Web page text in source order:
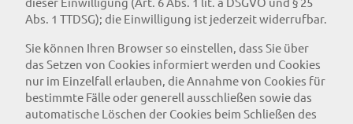
Abs. 1 TTDSG); die Einwilligung ist jederzeit widerrufbar.
Sie können Ihren Browser so einstellen, dass Sie über
das Setzen von Cookies informiert werden und Cookies
nur im Einzelfall erlauben, die Annahme von Cookies für
bestimmte Fälle oder generell ausschließen sowie das
automatische Löschen der Cookies beim Schließen des